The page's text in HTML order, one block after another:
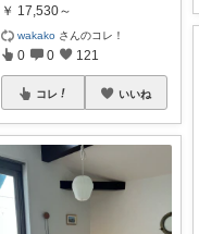
￥ 17,530～
wakako さんのコレ！
0 0 121
コレ いいね